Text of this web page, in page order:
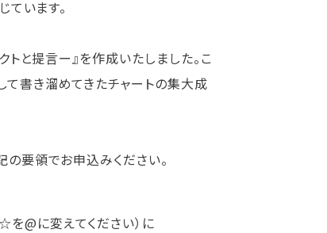
ています。
と提言ー』を作成いたしました。こ
書き溜めてきたチャートの集大成
要領でお申込みください。
に変えてください）に